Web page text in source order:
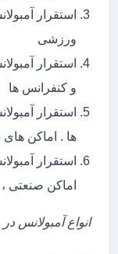
استقرار
ورزشی
استقرار
و کنفرانس ها
استقرار
ها . اماکن
استقرار
اماکن صنعتی
انواع آمبولانس در